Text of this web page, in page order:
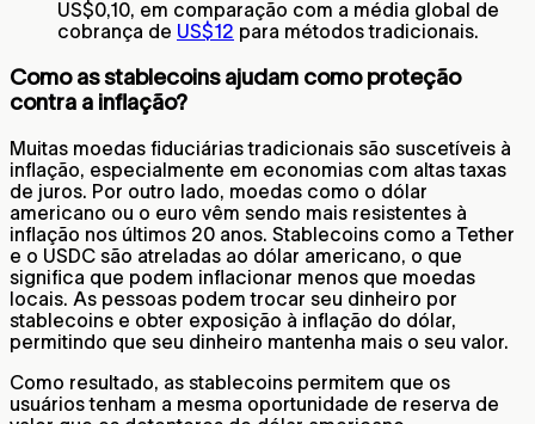
US$0,10, em comparação com a média global de
cobrança de US$12 para métodos tradicionais.
Como as stablecoins ajudam como proteção
contra a inflação?
Muitas moedas fiduciárias tradicionais são suscetíveis à
inflação, especialmente em economias com altas taxas
de juros. Por outro lado, moedas como o dólar
americano ou o euro vêm sendo mais resistentes à
inflação nos últimos 20 anos. Stablecoins como a Tether
e o USDC são atreladas ao dólar americano, o que
significa que podem inflacionar menos que moedas
locais. As pessoas podem trocar seu dinheiro por
stablecoins e obter exposição à inflação do dólar,
permitindo que seu dinheiro mantenha mais o seu valor.
Como resultado, as stablecoins permitem que os
usuários tenham a mesma oportunidade de reserva de